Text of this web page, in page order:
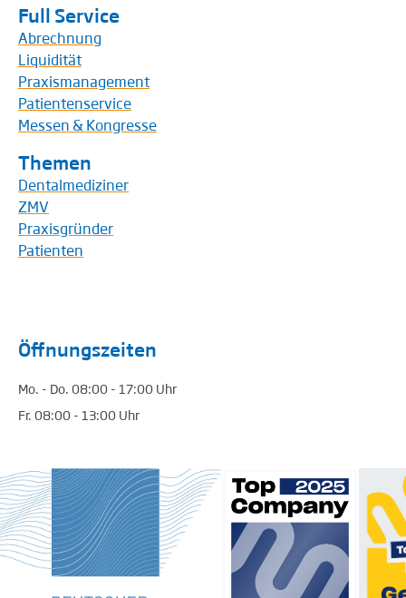
Full Service
Abrechnung
Liquidität
Praxismanagement
Patientenservice
Messen & Kongresse
Themen
Dentalmediziner
ZMV
Praxisgründer
Patienten
Öffnungszeiten
Mo. - Do. 08:00 - 17:00 Uhr
Fr. 08:00 - 13:00 Uhr